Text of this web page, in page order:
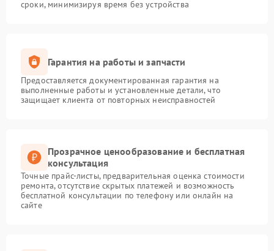
сроки, минимизируя время без устройства
Гарантия на работы и запчасти
Предоставляется документированная гарантия на
выполненные работы и установленные детали, что
защищает клиента от повторных неисправностей
Прозрачное ценообразование и бесплатная
консультация
Точные прайс-листы, предварительная оценка стоимости
ремонта, отсутствие скрытых платежей и возможность
бесплатной консультации по телефону или онлайн на
сайте